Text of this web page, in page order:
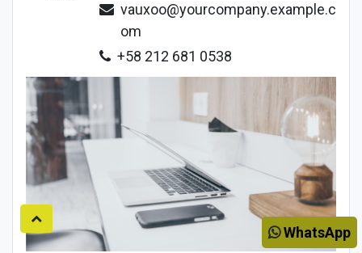
vauxoo@yourcompany.example.c
om
+58 212 681 0538
WhatsApp